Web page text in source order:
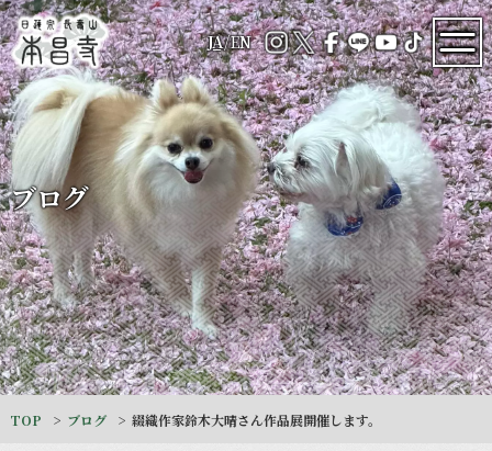
JA/EN
ブログ
TOP ブログ 綴織作家鈴木大晴さん作品展開催します。